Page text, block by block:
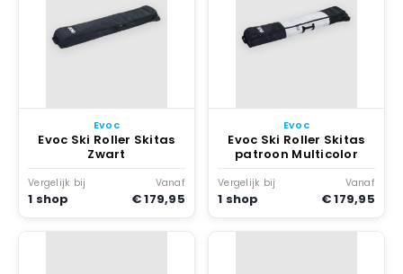
Evoc
Evoc Ski Roller Skitas
Zwart
Vergelijk bij
1 shop
Vanaf
€ 179,95
Evoc
Evoc Ski Roller Skitas
patroon Multicolor
Vergelijk bij
1 shop
Vanaf
€ 179,95